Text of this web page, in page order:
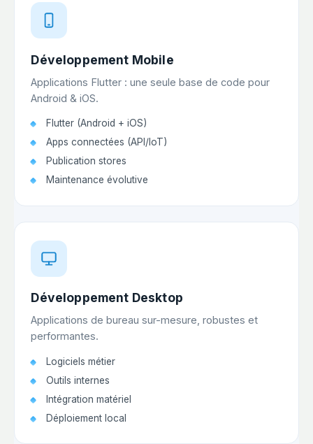
Développement Mobile
Applications Flutter : une seule base de code pour
Android & iOS.
Flutter (Android + iOS)
Apps connectées (API/IoT)
Publication stores
Maintenance évolutive
Développement Desktop
Applications de bureau sur-mesure, robustes et
performantes.
Logiciels métier
Outils internes
Intégration matériel
Déploiement local